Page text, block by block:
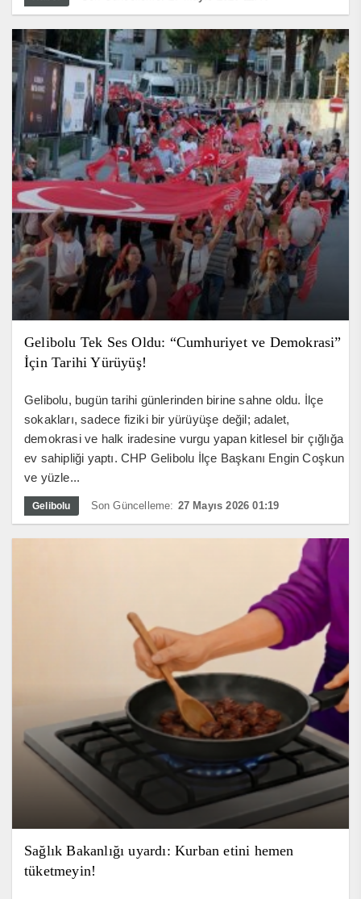
Gelibolu Tek Ses Oldu: “Cumhuriyet ve Demokrasi”
İçin Tarihi Yürüyüş!
Gelibolu, bugün tarihi günlerinden birine sahne oldu. İlçe
sokakları, sadece fiziki bir yürüyüşe değil; adalet,
demokrasi ve halk iradesine vurgu yapan kitlesel bir çığlığa
ev sahipliği yaptı. CHP Gelibolu İlçe Başkanı Engin Coşkun
ve yüzle...
Gelibolu Son Güncelleme: 27 Mayıs 2026 01:19
Sağlık Bakanlığı uyardı: Kurban etini hemen
tüketmeyin!